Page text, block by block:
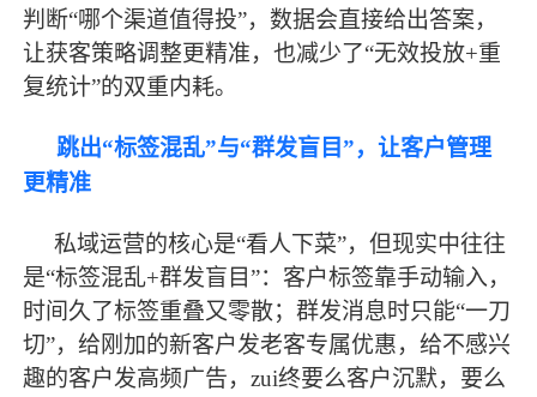
判断“哪个渠道值得投”，数据会直接给出答案，
让获客策略调整更精准，也减少了“无效投放+重
复统计”的双重内耗。
跳出“标签混乱”与“群发盲目”，让客户管理
更精准
私域运营的核心是“看人下菜”，但现实中往往
是“标签混乱+群发盲目”：客户标签靠手动输入，
时间久了标签重叠又零散；群发消息时只能“一刀
切”，给刚加的新客户发老客专属优惠，给不感兴
趣的客户发高频广告，zui终要么客户沉默，要么